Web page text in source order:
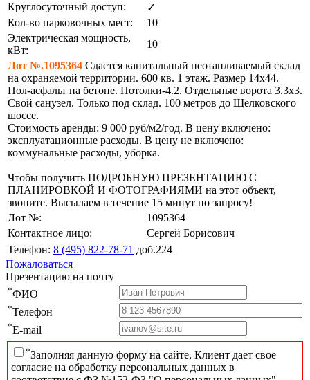
Круглосуточный доступ:
✓
Кол-во парковочных мест:
10
Электрическая мощность,
кВт:
10
Лот №.1095364 Сдается капитальный неотапливаемый склад
на охраняемой территории. 600 кв. 1 этаж. Размер 14х44.
Пол-асфальт на бетоне. Потолки-4.2. Отдельные ворота 3.3х3.
Свой санузел. Только под склад. 100 метров до Щелковского
шоссе.
Стоимость аренды: 9 000 руб/м2/год. В цену включено:
эксплуатационные расходы. В цену не включено:
коммунальные расходы, уборка.
Чтобы получить ПОДРОБНУЮ ПРЕЗЕНТАЦИЮ С
ПЛАНИРОВКОЙ И ФОТОГРАФИЯМИ на этот объект,
звоните. Высылаем в течение 15 минут по запросу!
Лот №:
1095364
Контактное лицо:
Сергей Борисович
Телефон: 8 (495) 822-78-71 доб.224
Пожаловаться
Презентацию на почту
*ФИО
*Телефон
*E-mail
*Заполняя данную форму на сайте, Клиент дает свое
согласие на обработку персональных данных в